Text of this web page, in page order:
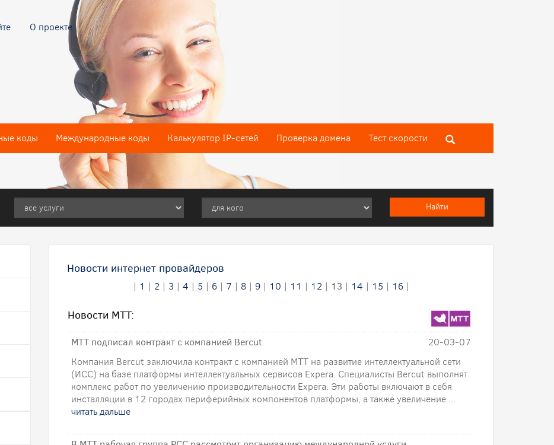
О проекте
коды Международные коды Калькулятор IP-сетей Проверка домена Тест скороcти
Новости интернет провайдеров
| 1 | 2| 3 | 4 | 5 | 6| 7 | 8| 9| 10 | 11 | 12| 13 | 14 | 15 | 16|
Новости МТТ:
MTT подписал контракт с компанией Bercut
20-03-07
Компания Bercut заключила контракт с компанией МТТ на развитие интеллектуальной сети
(ИСС) на базе платформы интеллектуальных сервисов Expera. Специалисты Bercut выполнят
комплекс работ по увеличению производительности Expera. Эти работы включают в себя
инсталляции в 12 городах периферийных компонентов платформы, а также увеличение ...
читать дальше